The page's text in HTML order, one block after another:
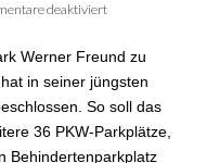
deaktiviert
Werner Freund
Werner Freund zu
in seiner jüngsten
So soll das
36 PKW-Parkplätze,
Behindertenparkplatz